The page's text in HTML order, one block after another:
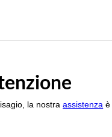
la nostraassistenza è